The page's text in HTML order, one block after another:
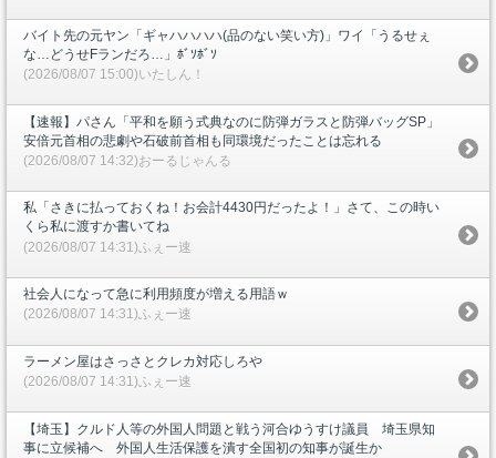
バイト先の元ヤン「ギャハハハハ(品のない笑い方)」ワイ「うるせぇ
な…どうせFランだろ…」ﾎﾞｿﾎﾞｿ
(2026/08/07 15:00)いたしん！
【速報】パさん「平和を願う式典なのに防弾ガラスと防弾バッグSP」
安倍元首相の悲劇や石破前首相も同環境だったことは忘れる
(2026/08/07 14:32)おーるじゃんる
私「さきに払っておくね！お会計4430円だったよ！」さて、この時い
くら私に渡すか書いてね
(2026/08/07 14:31)ふぇー速
社会人になって急に利用頻度が増える用語ｗ
(2026/08/07 14:31)ふぇー速
ラーメン屋はさっさとクレカ対応しろや
(2026/08/07 14:31)ふぇー速
【埼玉】クルド人等の外国人問題と戦う河合ゆうすけ議員 埼玉県知
事に立候補へ 外国人生活保護を潰す全国初の知事が誕生か